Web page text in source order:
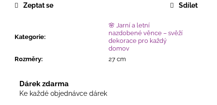
Kategorie:
🌸 Jarní a letní
nazdobené věnce – svěží
dekorace pro každý
domov
Rozměry: 27 cm
Zeptat se Sdílet
Dárek zdarma
Ke každé objednávce dárek